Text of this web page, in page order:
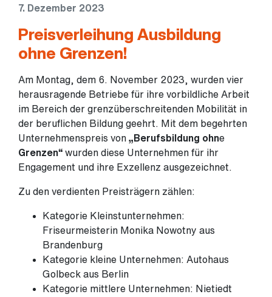
7. Dezember 2023
Preisverleihung Ausbildung
ohne Grenzen!
Am Montag, dem 6. November 2023, wurden vier
herausragende Betriebe für ihre vorbildliche Arbeit
im Bereich der grenzüberschreitenden Mobilität in
der beruflichen Bildung geehrt. Mit dem begehrten
Unternehmenspreis von „Berufsbildung ohne
Grenzen“ wurden diese Unternehmen für ihr
Engagement und ihre Exzellenz ausgezeichnet.
Zu den verdienten Preisträgern zählen:
Kategorie Kleinstunternehmen:
Friseurmeisterin Monika Nowotny aus
Brandenburg
Kategorie kleine Unternehmen: Autohaus
Golbeck aus Berlin
Kategorie mittlere Unternehmen: Nietiedt